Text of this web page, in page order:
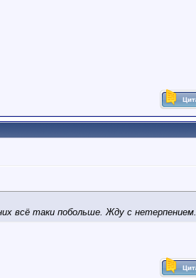
всё таки побольше. Жду с нетерпением.